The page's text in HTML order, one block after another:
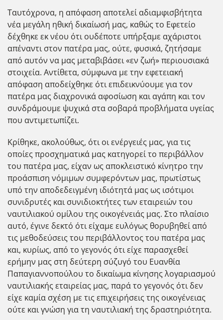
Ταυτόχρονα, η απόφαση αποτελεί αδιαμφισβήτητα
νέα μεγάλη ηθική δικαίωσή μας, καθώς το Εφετείο
δέχθηκε εκ νέου ότι ουδέποτε υπήρξαμε αχάριστοι
απέναντι στον πατέρα μας, ούτε, φυσικά, ζητήσαμε
από αυτόν να μας μεταβιβάσει «εν ζωή» περιουσιακά
στοιχεία. Αντίθετα, σύμφωνα με την εφετειακή
απόφαση αποδείχθηκε ότι επιδεικνύουμε για τον
πατέρα μας διαχρονικά αφοσίωση και αγάπη και τον
συνδράμουμε ψυχικά στα σοβαρά προβλήματα υγείας
που αντιμετωπίζει.
Κρίθηκε, ακολούθως, ότι οι ενέργειές μας, για τις
οποίες προσχηματικά μας κατηγορεί το περιβάλλον
του πατέρα μας, είχαν ως αποκλειστικό κίνητρο την
προάσπιση νόμιμων συμφερόντων μας, πρωτίστως
υπό την αποδεδειγμένη ιδιότητά μας ως ισότιμοι
συνιδρυτές και συνιδιοκτήτες των εταιρειών του
ναυτιλιακού ομίλου της οικογένειάς μας. Στο πλαίσιο
αυτό, έγινε δεκτό ότι είχαμε ευλόγως θορυβηθεί από
τις μεθοδεύσεις του περιβάλλοντος του πατέρα μας
και, κυρίως, από το γεγονός ότι είχε παρασχεθεί
ερήμην μας στη δεύτερη σύζυγό του Ευανθία
Παπαγιαννοπούλου το δικαίωμα κίνησης λογαριασμού
ναυτιλιακής εταιρείας μας, παρά το γεγονός ότι δεν
είχε καμία σχέση με τις επιχειρήσεις της οικογένειας
ούτε και γνώση για τη ναυτιλιακή της δραστηριότητα.